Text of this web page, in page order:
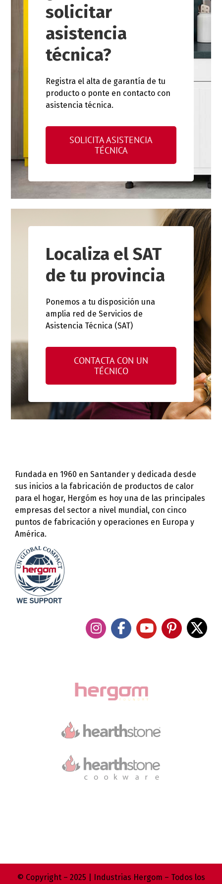
solicitar
asistencia
técnica?
Registra el alta de garantía de tu
producto o ponte en contacto con
asistencia técnica.
SOLICITA ASISTENCIA
TÉCNICA
Localiza el SAT
de tu provincia
Ponemos a tu disposición una
amplia red de Servicios de
Asistencia Técnica (SAT)
CONTACTA CON UN
TÉCNICO
Fundada en 1960 en Santander y dedicada desde
sus inicios a la fabricación de productos de calor
para el hogar, Hergóm es hoy una de las principales
empresas del sector a nivel mundial, con cinco
puntos de fabricación y operaciones en Europa y
América.
© Copyright – 2025 | Industrias Hergom – Todos los